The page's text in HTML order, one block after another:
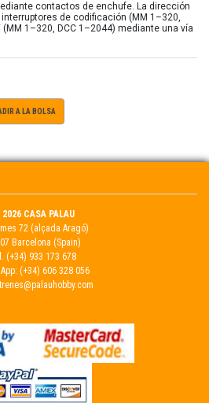
contactos de enchufe. La dirección
de codificación (MM 1–320,
1–320, DCC 1–2044) mediante una vía
A LA BOLSA
CASA PALAU
72 (alçada Aragó)
Barcelona (Spain)
(+34) 933 173 678
(+34) 606 328 056
trenes@palauhobby.com